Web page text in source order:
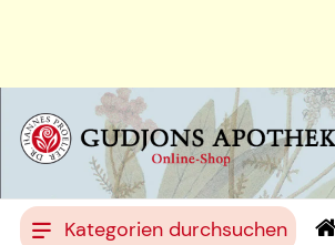
Kategorien durchsuchen